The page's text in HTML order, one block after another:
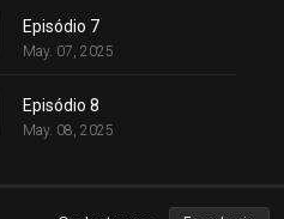
Episódio 7
May. 07, 2025
Episódio 8
May. 08, 2025